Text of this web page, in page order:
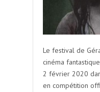
Le festival de
cinéma
2 février 2020
en compétition